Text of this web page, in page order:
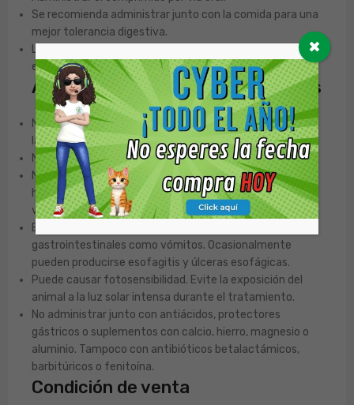
Se recomienda administrar junto con la comida para una
mejor tolerancia digestiva.
La dosis y duración del tratamiento deben ser
estrictamente indicadas por un Médico Veterinario.
Advertencias y Contraindicaciones
No administrar en hembras gestantes o en período de
lactancia, ni en animales reproductores.
No usar en animales menores de 7-8 meses de edad.
No administrar en animales con insuficiencia renal o
hepática, con disfagia o con patologías asociadas al
vómito.
El efecto adverso más común son los malestares
gastrointestinales como vómitos. Ocasionalmente
pueden producirse esofagitis y úlceras esofágicas.
Puede causar fotosensibilidad. Evite la exposición del
animal a la luz solar intensa durante el tratamiento.
No administrar junto con antiácidos, protectores
gástricos o suplementos con calcio, hierro, magnesio o
aluminio. Tampoco con antibióticos betalactámicos,
barbitúricos o fenitoína.
Condición de venta
✖